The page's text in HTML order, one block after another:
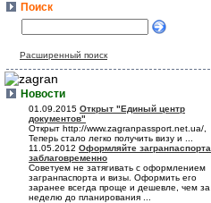
Поиск
Расширенный поиск
Новости
01.09.2015 Открыт "Единый центр
документов"
Открыт http://www.zagranpassport.net.ua/,
Теперь стало легко получить визу и ...
11.05.2012 Оформляйте загранпаспорта
заблаговременно
Советуем не затягивать с оформлением
загранпаспорта и визы. Оформить его
заранее всегда проще и дешевле, чем за
неделю до планирования ...